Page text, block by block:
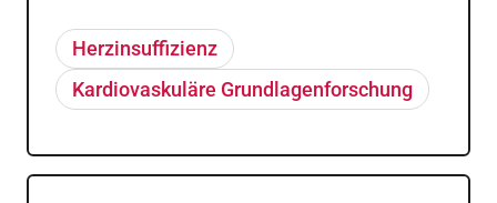
Herzinsuffizienz
Kardiovaskuläre Grundlagenforschung